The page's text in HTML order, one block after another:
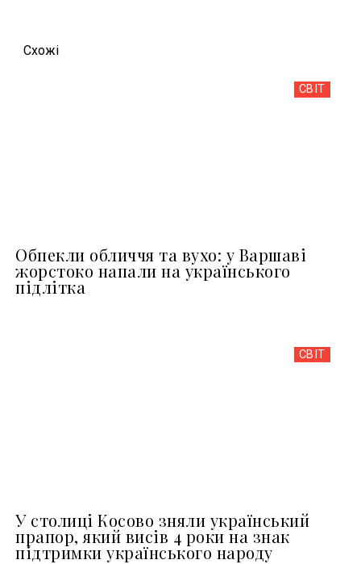
Схожi
СВІТ
Обпекли обличчя та вухо: у Варшаві
жорстоко напали на українського
підлітка
СВІТ
У столиці Косово зняли український
прапор, який висів 4 роки на знак
підтримки українського народу